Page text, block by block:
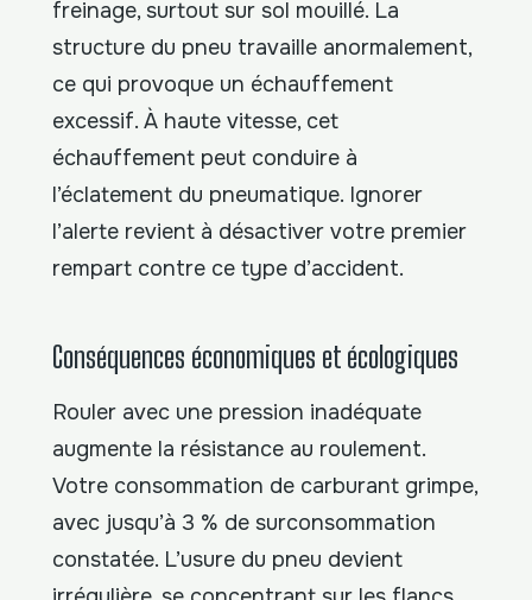
freinage, surtout sur sol mouillé. La
structure du pneu travaille anormalement,
ce qui provoque un échauffement
excessif. À haute vitesse, cet
échauffement peut conduire à
l’éclatement du pneumatique. Ignorer
l’alerte revient à désactiver votre premier
rempart contre ce type d’accident.
Conséquences économiques et écologiques
Rouler avec une pression inadéquate
augmente la résistance au roulement.
Votre consommation de carburant grimpe,
avec jusqu’à 3 % de surconsommation
constatée. L’usure du pneu devient